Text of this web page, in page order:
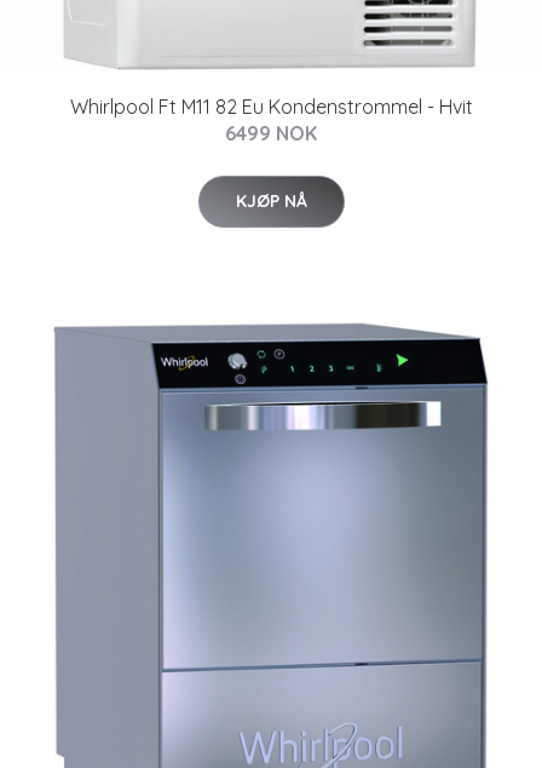
Whirlpool Ft M11 82 Eu Kondenstrommel - Hvit
6499 NOK
KJØP NÅ